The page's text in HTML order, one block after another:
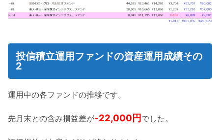
投信積立運用ファンドの資産運用成績その
2
運用中の各ファンドの推移です。
先月末との含み損益差が-22,000円 でした。